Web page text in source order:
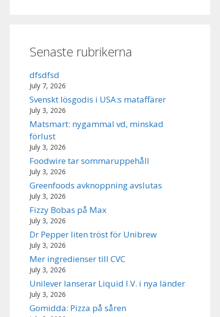
Senaste rubrikerna
dfsdfsd
July 7, 2026
Svenskt lösgodis i USA:s mataffärer
July 3, 2026
Matsmart: nygammal vd, minskad
förlust
July 3, 2026
Foodwire tar sommaruppehåll
July 3, 2026
Greenfoods avknoppning avslutas
July 3, 2026
Fizzy Bobas på Max
July 3, 2026
Dr Pepper liten tröst för Unibrew
July 3, 2026
Mer ingredienser till CVC
July 3, 2026
Unilever lanserar Liquid I.V. i nya länder
July 3, 2026
Gomidda: Pizza på såren